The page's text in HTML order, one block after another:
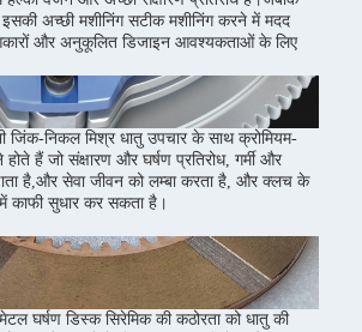
अच्छी मशीनिंग सटीक मशीनिंग करने में मदद
और अनुकूलित डिजाइन आवश्यकताओं के लिए
जिंक-निकल मिश्र धातु उपचार के साथ क्रोमियम-
हैं जो संक्षारण और घर्षण प्रतिरोध, गर्मी और
है,और सेवा जीवन को लम्बा करता है, और क्लच के
काफी सुधार कर सकता है।
घर्षण डिस्क सिरेमिक की कठोरता को धातु की